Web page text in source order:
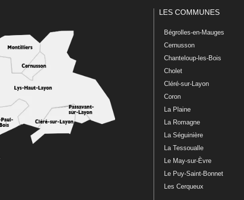
LES COMMUNES
Bégrolles-en-Mauges
Cernusson
Chanteloup-les-Bois
Cholet
Cléré-sur-Layon
Coron
La Plaine
La Romagne
La Séguinière
La Tessoualle
Le May-sur-Èvre
Le Puy-Saint-Bonnet
Les Cerqueux